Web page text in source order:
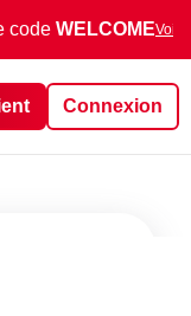
code WELCOMEVoir
Connexion